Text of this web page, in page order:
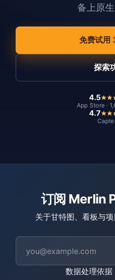
备上原生
免费试用
探索
4.5
App Store ·
4.7
订阅 Merlin
关于甘特图、看板与项
数据处理依据